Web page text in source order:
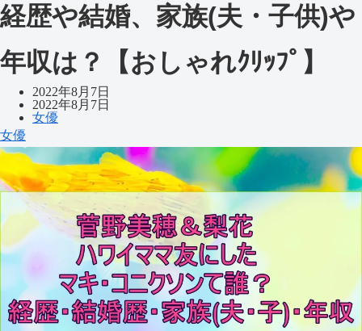
経歴や結婚、家族(夫・子供)や
年収は？【おしゃれｸﾘｯﾌﾟ】
2022年8月7日
2022年8月7日
女優
女優